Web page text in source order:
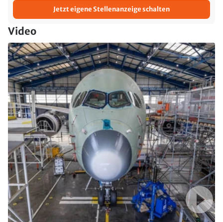
Jetzt eigene Stellenanzeige schalten
Video